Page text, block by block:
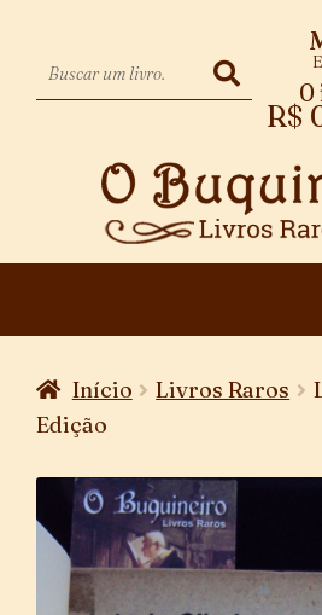
0
R$
Início Livros Raros
Edição